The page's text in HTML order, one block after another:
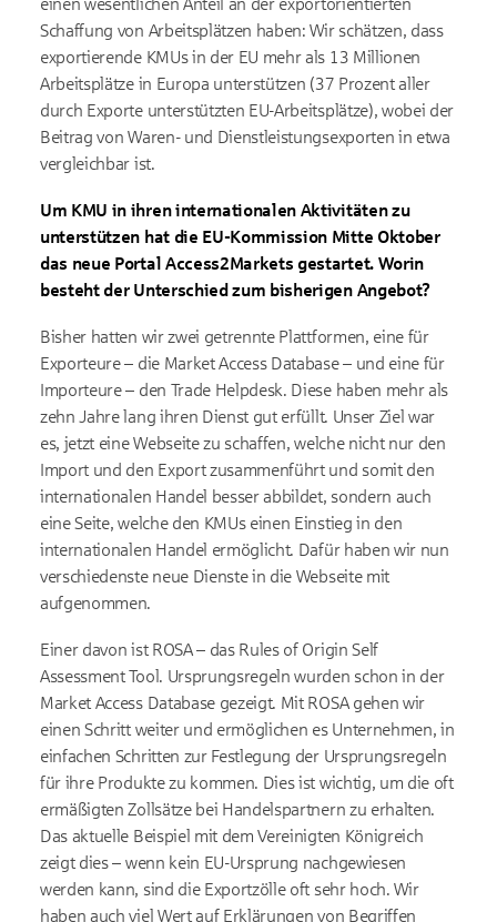
einen wesentlichen Anteil an der exportorientierten
Schaffung von Arbeitsplätzen haben: Wir schätzen, dass
exportierende KMUs in der EU mehr als 13 Millionen
Arbeitsplätze in Europa unterstützen (37 Prozent aller
durch Exporte unterstützten EU-Arbeitsplätze), wobei der
Beitrag von Waren- und Dienstleistungsexporten in etwa
vergleichbar ist.
Um KMU in ihren internationalen Aktivitäten zu
unterstützen hat die EU-Kommission Mitte Oktober
das neue Portal Access2Markets gestartet. Worin
besteht der Unterschied zum bisherigen Angebot?
Bisher hatten wir zwei getrennte Plattformen, eine für
Exporteure – die Market Access Database – und eine für
Importeure – den Trade Helpdesk. Diese haben mehr als
zehn Jahre lang ihren Dienst gut erfüllt. Unser Ziel war
es, jetzt eine Webseite zu schaffen, welche nicht nur den
Import und den Export zusammenführt und somit den
internationalen Handel besser abbildet, sondern auch
eine Seite, welche den KMUs einen Einstieg in den
internationalen Handel ermöglicht. Dafür haben wir nun
verschiedenste neue Dienste in die Webseite mit
aufgenommen.
Einer davon ist ROSA – das Rules of Origin Self
Assessment Tool. Ursprungsregeln wurden schon in der
Market Access Database gezeigt. Mit ROSA gehen wir
einen Schritt weiter und ermöglichen es Unternehmen, in
einfachen Schritten zur Festlegung der Ursprungsregeln
für ihre Produkte zu kommen. Dies ist wichtig, um die oft
ermäßigten Zollsätze bei Handelspartnern zu erhalten.
Das aktuelle Beispiel mit dem Vereinigten Königreich
zeigt dies – wenn kein EU-Ursprung nachgewiesen
werden kann, sind die Exportzölle oft sehr hoch. Wir
haben auch viel Wert auf Erklärungen von Begriffen